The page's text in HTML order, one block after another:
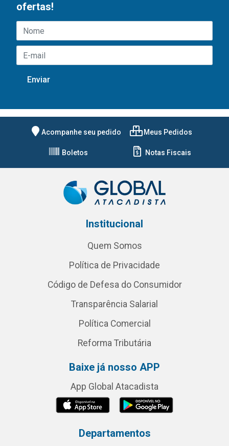
ofertas!
Acompanhe seu pedido Meus Pedidos
Boletos Notas Fiscais
Institucional
Quem Somos
Política de Privacidade
Código de Defesa do Consumidor
Transparência Salarial
Política Comercial
Reforma Tributária
Baixe já nosso APP
App Global Atacadista
Departamentos